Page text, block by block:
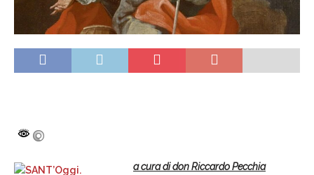
a cura di don Riccardo Pecchia